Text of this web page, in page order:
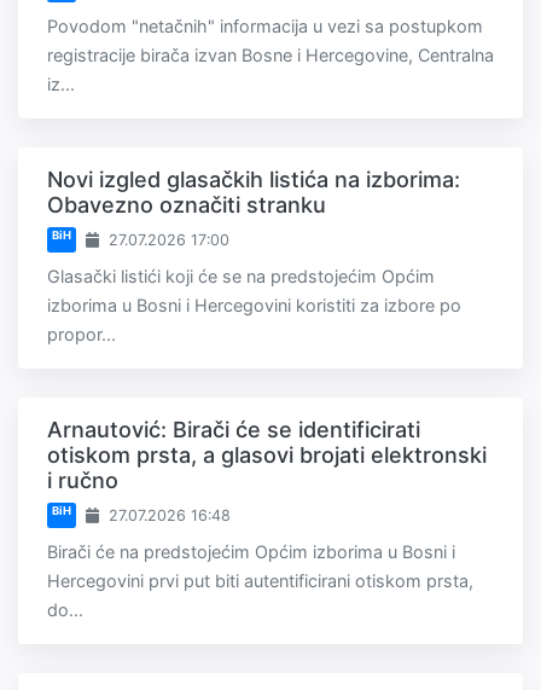
Povodom "netačnih" informacija u vezi sa postupkom
registracije birača izvan Bosne i Hercegovine, Centralna
iz...
Novi izgled glasačkih listića na izborima:
Obavezno označiti stranku
BiH 27.07.2026 17:00
Glasački listići koji će se na predstojećim Općim
izborima u Bosni i Hercegovini koristiti za izbore po
propor...
Arnautović: Birači će se identificirati
otiskom prsta, a glasovi brojati elektronski
i ručno
BiH 27.07.2026 16:48
Birači će na predstojećim Općim izborima u Bosni i
Hercegovini prvi put biti autentificirani otiskom prsta,
do...